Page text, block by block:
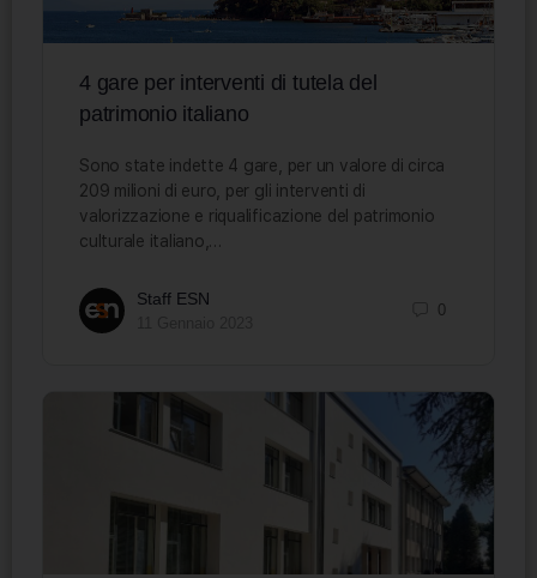
4 gare per interventi di tutela del
patrimonio italiano
Sono state indette 4 gare, per un valore di circa
209 milioni di euro, per gli interventi di
valorizzazione e riqualificazione del patrimonio
culturale italiano,…
Staff ESN
0